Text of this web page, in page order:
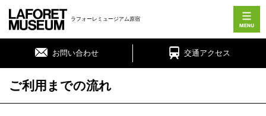
ラフォーレミュージアム原宿
お問い合わせ 交通アクセス
ご利用までの流れ